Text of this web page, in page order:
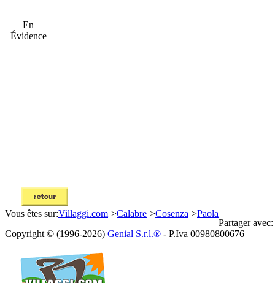
En
Évidence
Vous êtes sur:Villaggi.com >Calabre >Cosenza >Paola
Partager avec:
Copyright © (1996-2026) Genial S.r.l.® - P.Iva 00980800676